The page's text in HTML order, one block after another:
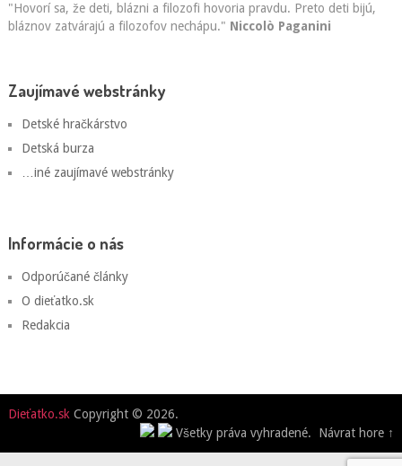
"Hovorí sa, že deti, blázni a filozofi hovoria pravdu. Preto deti bijú,
bláznov zatvárajú a filozofov nechápu." Niccolò Paganini
Zaujímavé webstránky
Detské hračkárstvo
Detská burza
…iné zaujímavé webstránky
Informácie o nás
Odporúčané články
O dieťatko.sk
Redakcia
Dieťatko.sk Copyright © 2026.
Všetky práva vyhradené. Návrat hore ↑